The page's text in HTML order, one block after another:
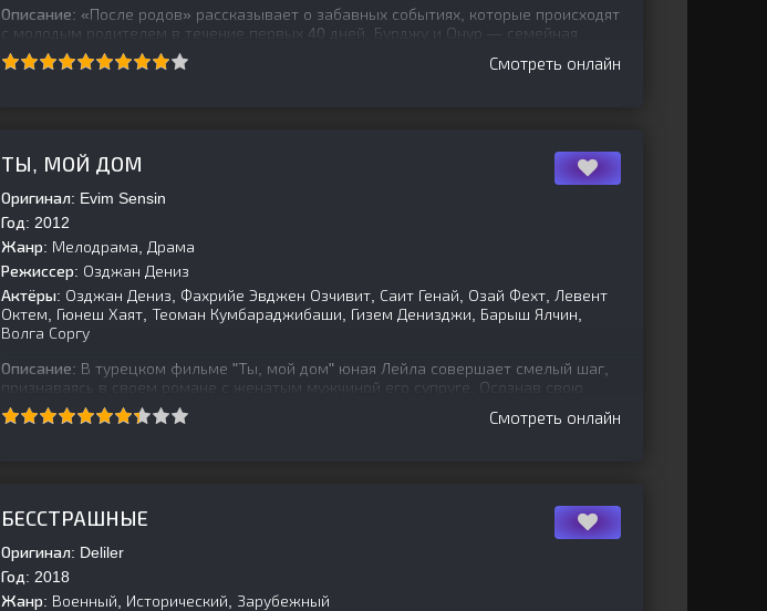
Описание: «После родов» рассказывает о забавных событиях, которые происходят
с молодым родителем в течение первых 40 дней. Бурджу и Онур — семейная
пара, которая с нетерпением ждет того дня, когда у
Смотреть онлайн
ТЫ, МОЙ ДОМ
Оригинал: Evim Sensin
Год: 2012
Жанр: Мелодрама, Драма
Режиссер: Озджан Дениз
Актёры: Озджан Дениз, Фахрийе Эвджен Озчивит, Саит Генай, Озай Фехт, Левент
Октем, Гюнеш Хаят, Теоман Кумбараджибаши, Гизем Денизджи, Барыш Ялчин,
Волга Соргу
Описание: В турецком фильме "Ты, мой дом" юная Лейла совершает смелый шаг,
признаваясь в своем романе с женатым мужчиной его супруге. Осознав свою
ошибку, она возвращается домой, стремясь к
Смотреть онлайн
БЕССТРАШНЫЕ
Оригинал: Deliler
Год: 2018
Жанр: Военный, Исторический, Зарубежный